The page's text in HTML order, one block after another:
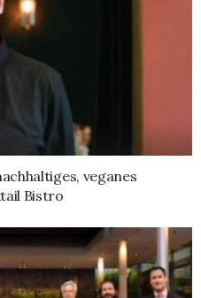
veganes
Bistro